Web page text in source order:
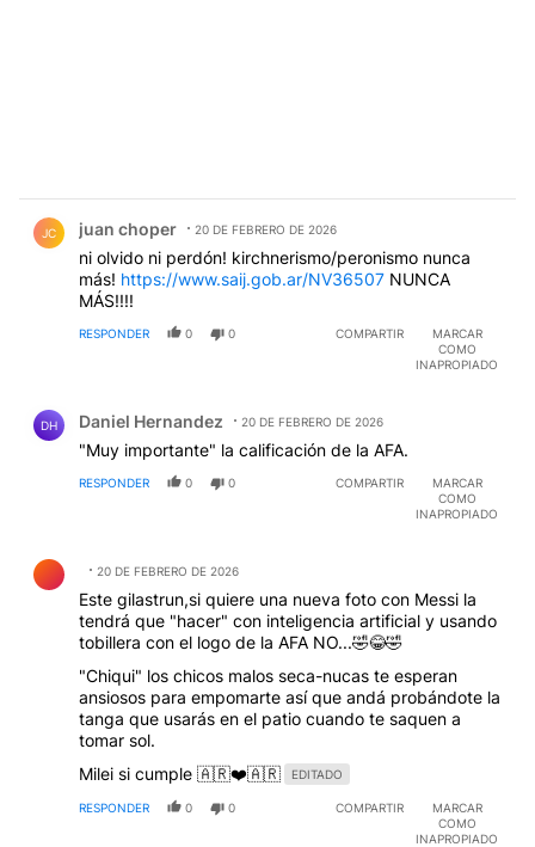
JC juan choper 20 DE FEBRERO DE 2026
ni olvido ni perdón! kirchnerismo/peronismo nunca
más! https://www.saij.gob.ar/NV36507 NUNCA
MÁS!!!!
RESPONDER 0 0 COMPARTIR
MARCAR
COMO
INAPROPIADO
DH Daniel Hernandez 20 DE FEBRERO DE 2026
"Muy importante" la calificación de la AFA.
RESPONDER 0 0 COMPARTIR
MARCAR
COMO
INAPROPIADO
20 DE FEBRERO DE 2026
Este gilastrun,si quiere una nueva foto con Messi la
tendrá que "hacer" con inteligencia artificial y usando
tobillera con el logo de la AFA NO...🤣😂🤣
"Chiqui" los chicos malos seca-nucas te esperan
ansiosos para empomarte así que andá probándote la
tanga que usarás en el patio cuando te saquen a
tomar sol.
Milei si cumple 🇦🇷❤️🇦🇷
EDITADO
RESPONDER 0 0 COMPARTIR
MARCAR
COMO
INAPROPIADO